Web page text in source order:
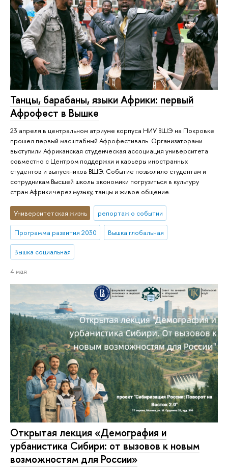
Танцы, барабаны, языки Африки: первый
Афрофест в Вышке
23 апреля в центральном атриуме корпуса НИУ ВШЭ на Покровке
прошел первый масштабный Афрофестиваль. Организаторами
выступили Африканская студенческая ассоциация университета
совместно с Центром поддержки и карьеры иностранных
студентов и выпускников ВШЭ. Событие позволило студентам и
сотрудникам Высшей школы экономики погрузиться в культуру
стран Африки через музыку, танцы и живое общение.
Университетская жизнь репортаж о событии
Программа развития 2030 Вышка глобальная
Вышка социальная
4 мая
Открытая лекция «Демография и
урбанистика Сибири: от вызовов к новым
возможностям для России»